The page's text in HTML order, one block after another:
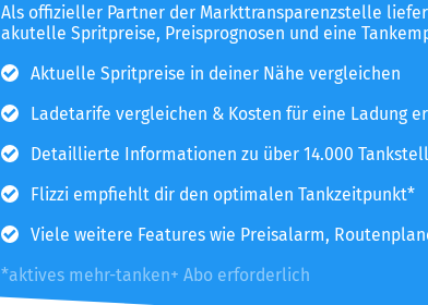
Als offizieller Partner der Markttransparenzstelle
akutelle Spritpreise, Preisprognosen und eine
Aktuelle Spritpreise in deiner Nähe vergleichen
Ladetarife vergleichen & Kosten für eine Ladung
Detaillierte Informationen zu über 14.000
Flizzi empfiehlt dir den optimalen Tankzeitpunkt*
Viele weitere Features wie Preisalarm,
*aktives mehr-tanken+ Abo erforderlich